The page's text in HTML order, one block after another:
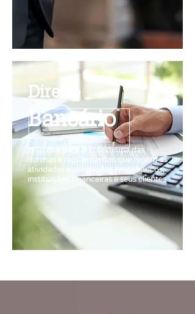
O Direito Bancário se ocupa das
normas e regulamentos que regem as
atividades e as relações entre bancos,
instituições financeiras e seus clientes
Direito
Bancário